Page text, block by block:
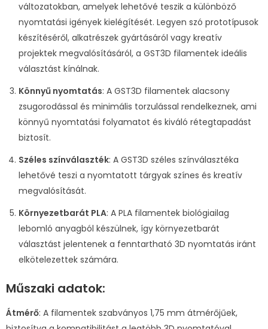
változatokban, amelyek lehetővé teszik a különböző
nyomtatási igények kielégítését. Legyen szó prototípusok
készítéséről, alkatrészek gyártásáról vagy kreatív
projektek megvalósításáról, a GST3D filamentek ideális
választást kínálnak.
Könnyű nyomtatás: A GST3D filamentek alacsony
zsugorodással és minimális torzulással rendelkeznek, ami
könnyű nyomtatási folyamatot és kiváló rétegtapadást
biztosít.
Széles színválaszték: A GST3D széles színválasztéka
lehetővé teszi a nyomtatott tárgyak színes és kreatív
megvalósítását.
Környezetbarát PLA: A PLA filamentek biológiailag
lebomló anyagból készülnek, így környezetbarát
választást jelentenek a fenntartható 3D nyomtatás iránt
elkötelezettek számára.
Műszaki adatok:
Átmérő: A filamentek szabványos 1,75 mm átmérőjűek,